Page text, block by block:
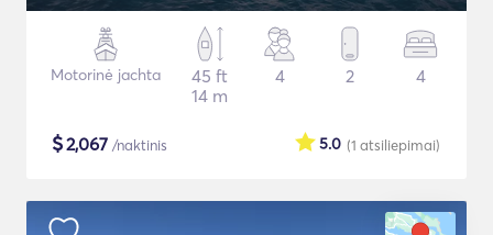
Motorinė jachta
45 ft
14 m
4 2 4
$2,067 /naktinis (1 atsiliepimai)
5.0